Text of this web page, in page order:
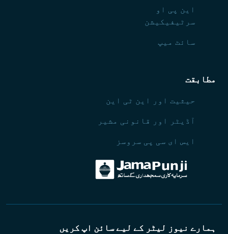
این پی او
سرٹیفیکیشن
سائٹ میپ
مطابقت
حیثیت اور این ٹی این
آڈیٹر اور قانونی مشیر
ایس ای سی پی سروسز
ہمارے نیوز لیٹر کے لیے سائن اپ کریں